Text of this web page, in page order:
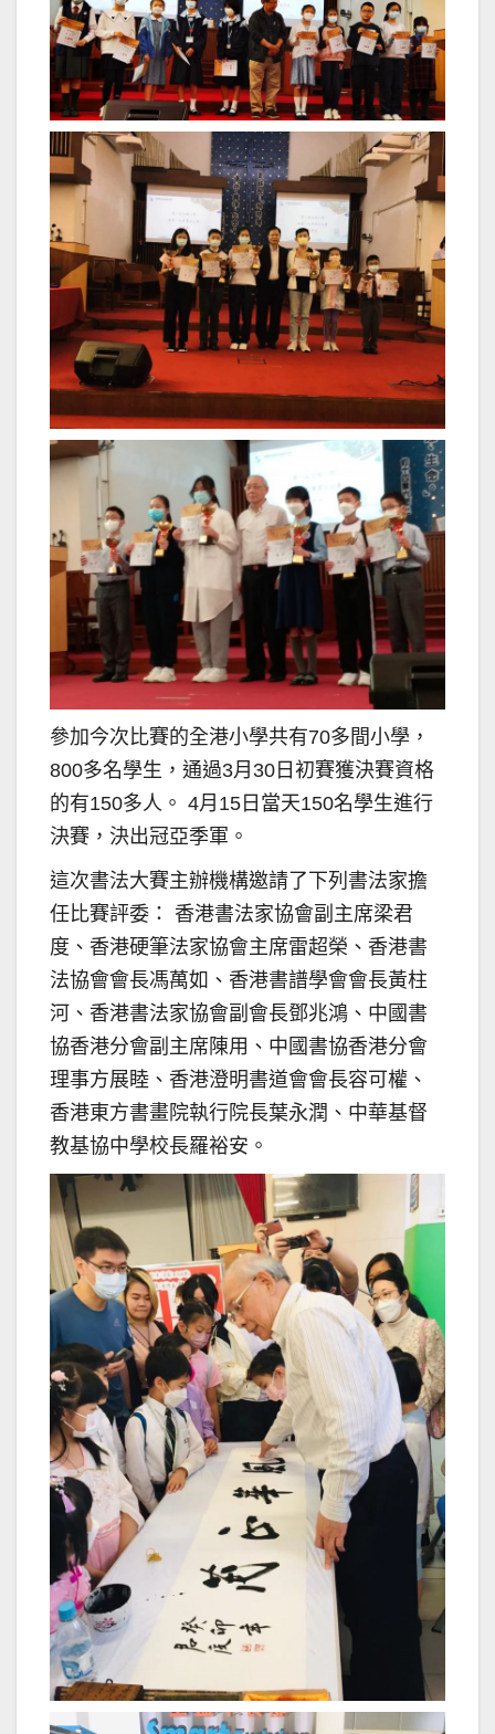
參加今次比賽的全港小學共有70多間小學，
800多名學生，通過3月30日初賽獲決賽資格
的有150多人。 4月15日當天150名學生進行
決賽，決出冠亞季軍。
這次書法大賽主辦機構邀請了下列書法家擔
任比賽評委： 香港書法家協會副主席梁君
度、香港硬筆法家協會主席雷超榮、香港書
法協會會長馮萬如、香港書譜學會會長黃柱
河、香港書法家協會副會長鄧兆鴻、中國書
協香港分會副主席陳用、中國書協香港分會
理事方展睦、香港澄明書道會會長容可權、
香港東方書畫院執行院長葉永潤、中華基督
教基協中學校長羅裕安。